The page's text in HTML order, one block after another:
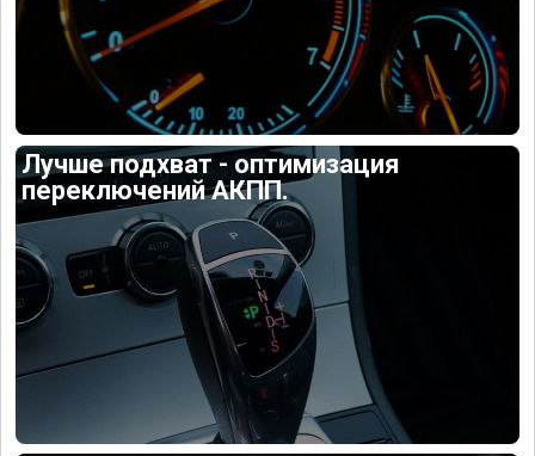
Лучше подхват - оптимизация
переключений АКПП.